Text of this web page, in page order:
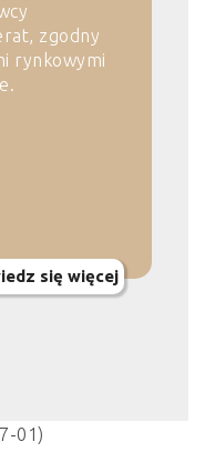
zgodny
rynkowymi
się więcej
01)